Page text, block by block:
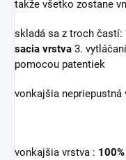
takže všetko zostane
skladá sa z troch častí:
sacia vrstva 3.
pomocou patentiek
vonkajšia nepriepustná
vonkajšia vrstva :